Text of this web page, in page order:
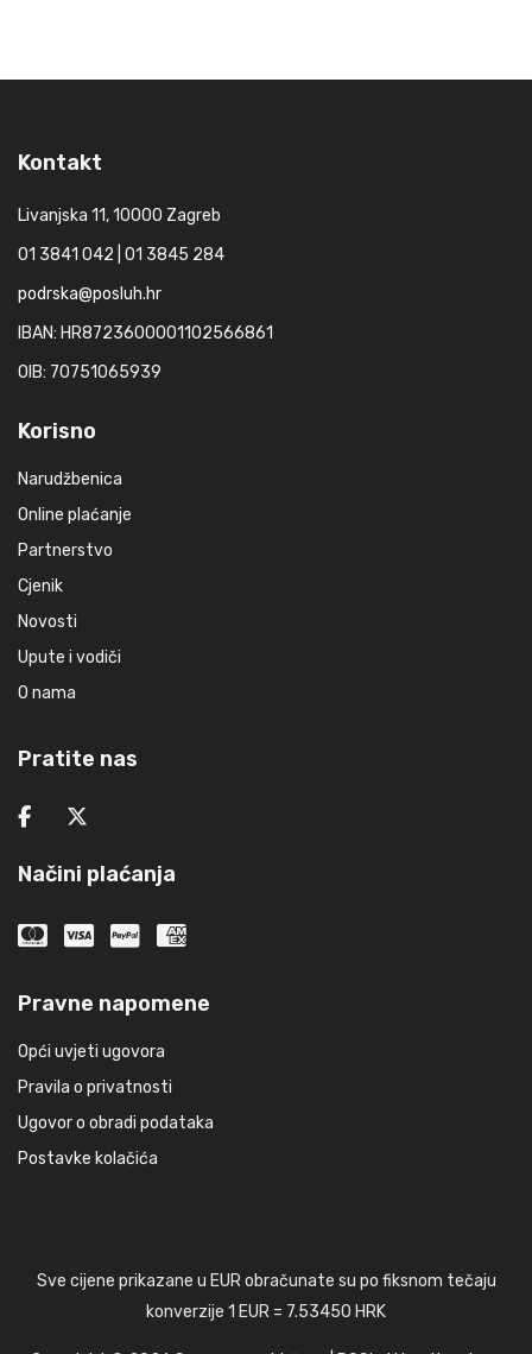
Kontakt
Livanjska 11, 10000 Zagreb
01 3841 042 | 01 3845 284
podrska@posluh.hr
IBAN: HR8723600001102566861
OIB: 70751065939
Korisno
Narudžbenica
Online plaćanje
Partnerstvo
Cjenik
Novosti
Upute i vodiči
O nama
Pratite nas
Načini plaćanja
Pravne napomene
Opći uvjeti ugovora
Pravila o privatnosti
Ugovor o obradi podataka
Postavke kolačića
Sve cijene prikazane u EUR obračunate su po fiksnom tečaju
konverzije 1 EUR = 7.53450 HRK